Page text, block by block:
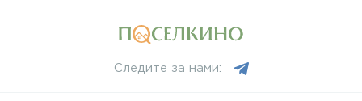
Следите за нами: